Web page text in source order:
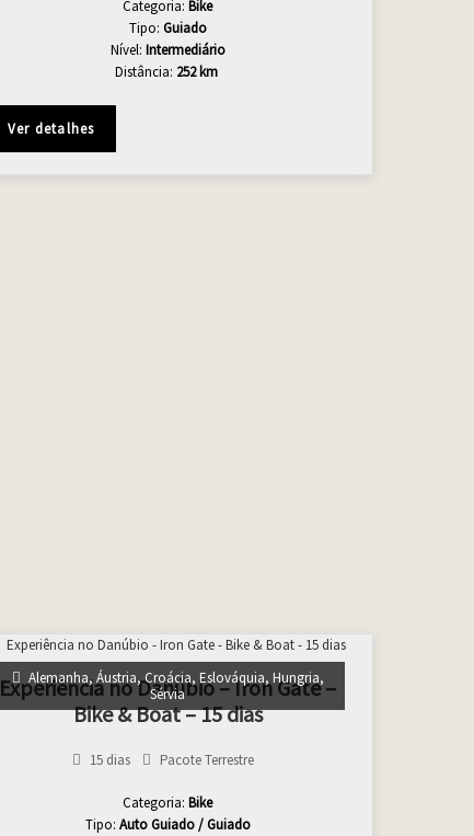
Categoria:Bike
Tipo: Guiado
Nível: Intermediário
Distância: 252 km
Ver detalhes
Alemanha,Áustria,Croácia, Eslováquia, Hungria,
Sérvia
Experiência no Danúbio – Iron Gate –
Bike & Boat – 15 dias
15 dias Pacote Terrestre
Categoria:Bike
Tipo: Auto Guiado / Guiado